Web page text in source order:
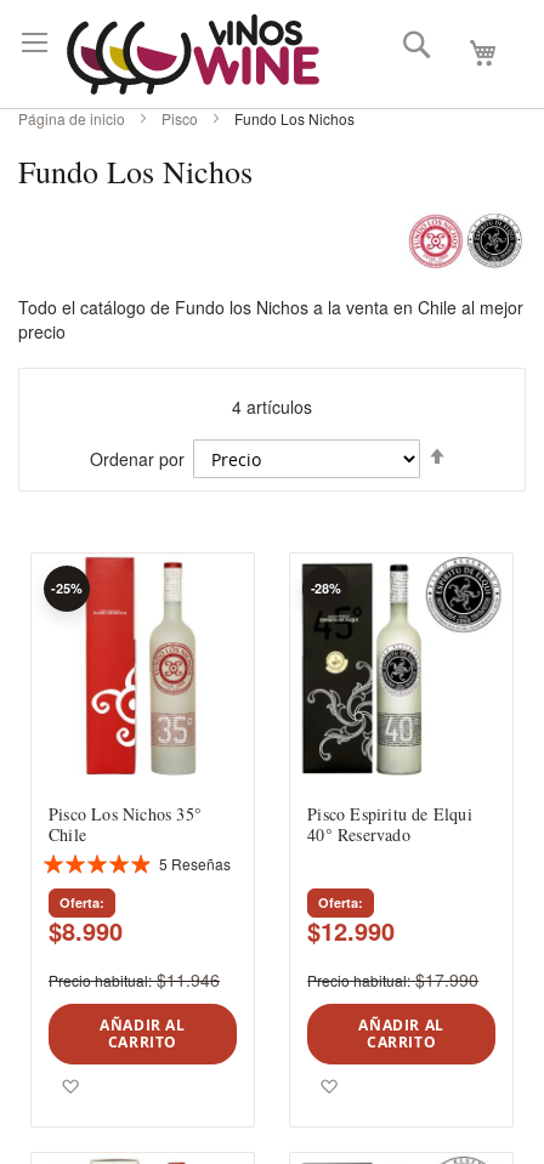
Mi
Buscar
Página de inicio Pisco Fundo Los Nichos
Fundo Los Nichos
Todo el catálogo de Fundo los Nichos a la venta en Chile al mejor
precio
4 artículos
Ordenar por
Pisco Los Nichos 35°
Chile
Valoración:
97%
5 Reseñas
Oferta
$8.990
-25%
Precio habitual $11.946
AÑADIR AL
CARRITO
Pisco Espiritu de Elqui
40° Reservado
Oferta
$12.990
-28%
Precio habitual $17.990
AÑADIR AL
CARRITO